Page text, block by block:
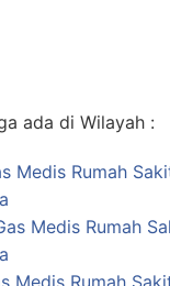
ada di Wilayah :
Medis Rumah
Medis Rumah
Medis Rumah